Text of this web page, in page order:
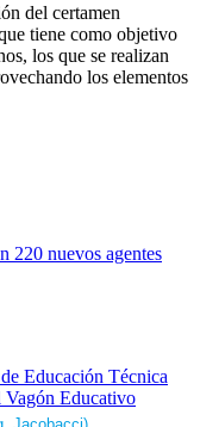
del certamen
tiene como objetivo
los que se realizan
los elementos
220 nuevos agentes
Educación Técnica
Vagón Educativo